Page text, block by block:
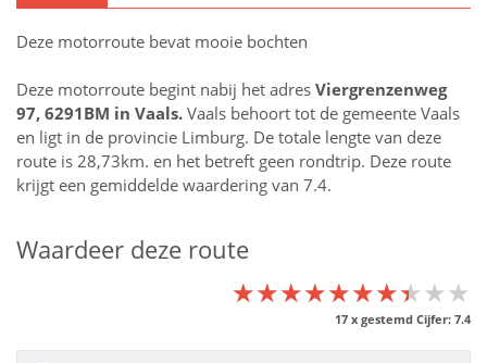
Deze motorroute bevat mooie bochten
Deze motorroute begint nabij het adres Viergrenzenweg
97, 6291BM in Vaals. Vaals behoort tot de gemeente Vaals
en ligt in de provincie Limburg. De totale lengte van deze
route is 28,73km. en het betreft geen rondtrip. Deze route
krijgt een gemiddelde waardering van 7.4.
Waardeer deze route
★★★★★★★★★★
★★★★★★★★★★
★★★★★★★★★★
17 x gestemd Cijfer: 7.4